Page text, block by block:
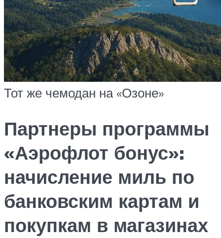
Тот же чемодан на «Озоне»
Партнеры программы
«Аэрофлот бонус»:
начисление миль по
банковским картам и
покупкам в магазинах